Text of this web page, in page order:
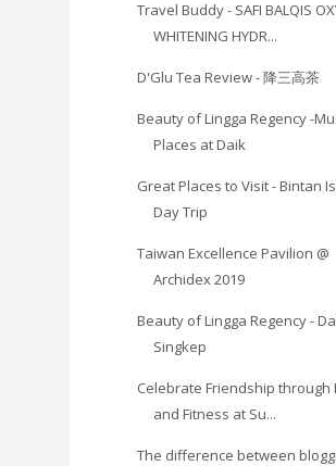
Travel Buddy - SAFI BALQIS
WHITENING HYDR...
D'Glu Tea Review - 降三高茶
Beauty of Lingga Regency -
Places at Daik
Great Places to Visit - Bintan
Day Trip
Taiwan Excellence Pavilion @
Archidex 2019
Beauty of Lingga Regency -
Singkep
Celebrate Friendship through
and Fitness at Su...
The difference between